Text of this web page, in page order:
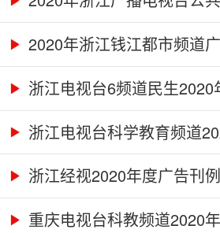
2020年浙江钱江都市频道
浙江电视台6频道民生2020
浙江电视台科学教育频道
浙江经视2020年度广告刊
重庆电视台科教频道2020